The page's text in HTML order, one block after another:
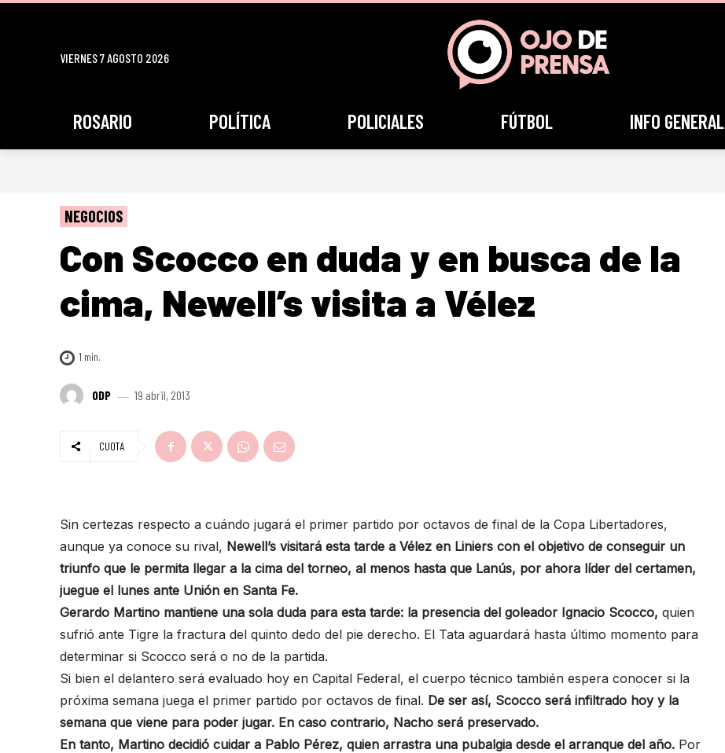
VIERNES 7 AGOSTO 2026
ROSARIO POLÍTICA POLICIALES FÚTBOL INFO GENERAL
NEGOCIOS
Con Scocco en duda y en busca de la
cima, Newell’s visita a Vélez
1 min.
ODP 19 abril, 2013
CUOTA
Sin certezas respecto a cuándo jugará el primer partido por octavos de final de la Copa Libertadores,
aunque ya conoce su rival, Newell’s visitará esta tarde a Vélez en Liniers con el objetivo de conseguir un
triunfo que le permita llegar a la cima del torneo, al menos hasta que Lanús, por ahora líder del certamen,
juegue el lunes ante Unión en Santa Fe.
Gerardo Martino mantiene una sola duda para esta tarde: la presencia del goleador Ignacio Scocco, quien
sufrió ante Tigre la fractura del quinto dedo del pie derecho. El Tata aguardará hasta último momento para
determinar si Scocco será o no de la partida.
Si bien el delantero será evaluado hoy en Capital Federal, el cuerpo técnico también espera conocer si la
próxima semana juega el primer partido por octavos de final. De ser así, Scocco será infiltrado hoy y la
semana que viene para poder jugar. En caso contrario, Nacho será preservado.
En tanto, Martino decidió cuidar a Pablo Pérez, quien arrastra una pubalgia desde el arranque del año. Por